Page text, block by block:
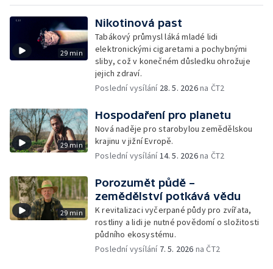
29 min
Nikotinová past
Tabákový průmysl láká mladé lidi
elektronickými cigaretami a pochybnými
sliby, což v konečném důsledku ohrožuje
jejich zdraví.
Poslední vysílání 28. 5. 2026na ČT2
29 min
Hospodaření pro planetu
Nová naděje pro starobylou zemědělskou
krajinu v jižní Evropě.
Poslední vysílání14. 5. 2026na ČT2
29 min
Porozumět půdě –
zemědělství potkává vědu
K revitalizaci vyčerpané půdy pro zvířata,
rostliny a lidi je nutné povědomí o složitosti
půdního ekosystému.
Poslední vysílání 7. 5. 2026 na ČT2